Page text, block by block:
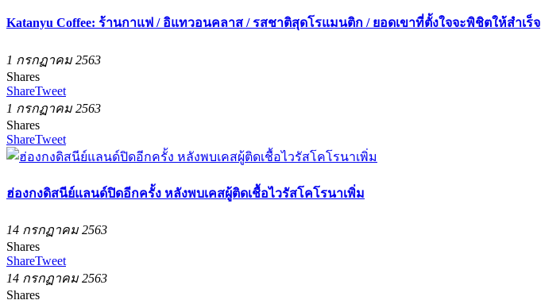
Katanyu Coffee: ร้านกาแฟ / อิแทวอนคลาส / รสชาติสุดโรแมนติก / ยอดเขาที่ตั้งใจจะพิชิตให้สำเร็จ
1 กรกฏาคม 2563
Shares
ShareTweet
1 กรกฏาคม 2563
Shares
ShareTweet
ฮ่องกงดิสนีย์แลนด์ปิดอีกครั้ง หลังพบเคสผู้ติดเชื้อไวรัสโคโรนาเพิ่ม
14 กรกฏาคม 2563
Shares
ShareTweet
14 กรกฏาคม 2563
Shares